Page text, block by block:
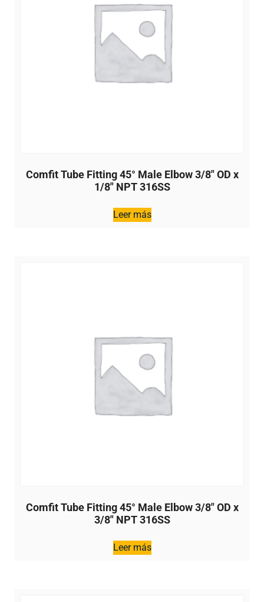
Comfit Tube Fitting 45° Male Elbow 3/8″ OD x
1/8″ NPT 316SS
Leer más
Comfit Tube Fitting 45° Male Elbow 3/8″ OD x
3/8″ NPT 316SS
Leer más